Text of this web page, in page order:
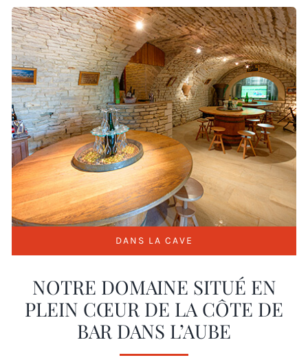
DANS LA CAVE
NOTRE DOMAINE SITUÉ EN
PLEIN CŒUR DE LA CÔTE DE
BAR DANS L’AUBE